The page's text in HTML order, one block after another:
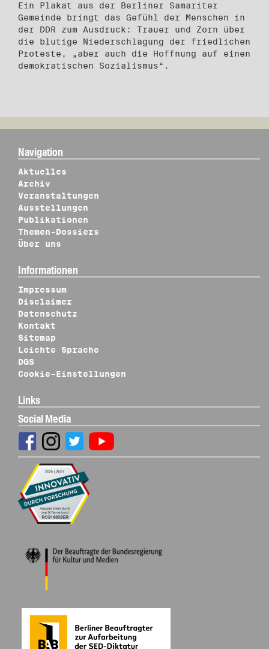
Ein Plakat aus der Berliner Samariter
Gemeinde bringt das Gefühl der Menschen in
der DDR zum Ausdruck: Trauer und Zorn über
die blutige Niederschlagung der friedlichen
Proteste, „aber auch die Hoffnung auf einen
demokratischen Sozialismus“.
Navigation
Aktuelles
Archiv
Veranstaltungen
Ausstellungen
Publikationen
Themen-Dossiers
Über uns
Informationen
Impressum
Disclaimer
Datenschutz
Kontakt
Sitemap
Leichte Sprache
DGS
Cookie-Einstellungen
Links
Social Media